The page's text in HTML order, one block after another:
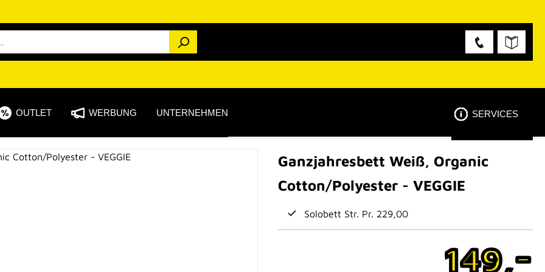
OUTLET WERBUNG UNTERNEHMEN SERVICES
Ganzjahresbett Weiß, Organic
Cotton/Polyester - VEGGIE
Solobett Str. Pr. 229,00
149,-